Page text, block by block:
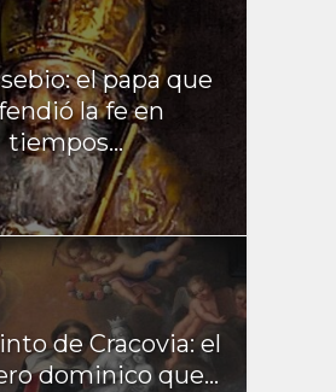
el papa que
la fe en
tiempos...
de Cracovia: el
dominico que...